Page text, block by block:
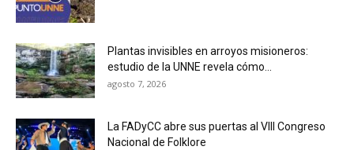
Plantas invisibles en arroyos misioneros:
estudio de la UNNE revela cómo...
agosto 7, 2026
La FADyCC abre sus puertas al VIII Congreso
Nacional de Folklore